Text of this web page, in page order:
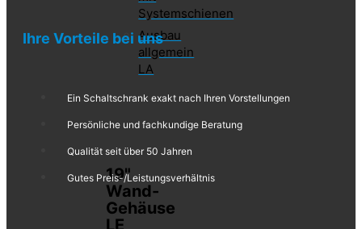
Systemschienen
Ausbau
allgemein
LA
19"
Wand-
Gehäuse
LE
Ihre Vorteile bei uns
Ein Schaltschrank exakt nach Ihren Vorstellungen
Persönliche und fachkundige Beratung
Qualität seit über 50 Jahren
Gutes Preis-/Leistungsverhältnis